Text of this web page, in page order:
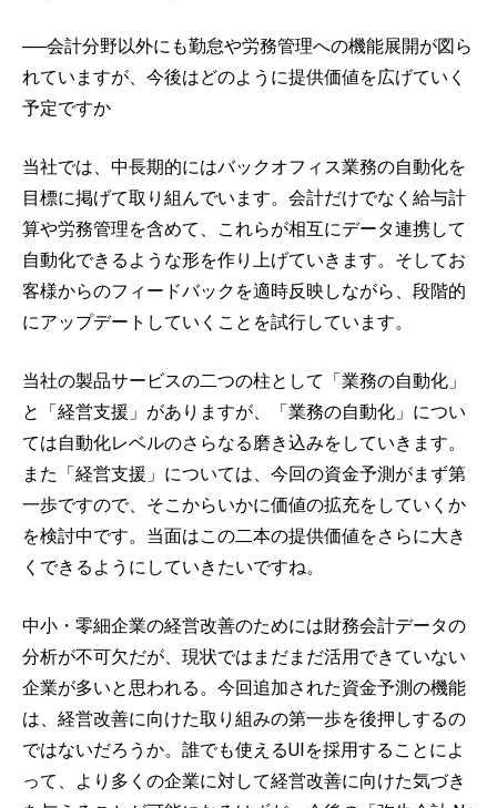
──会計分野以外にも勤怠や労務管理への機能展開が図ら
れていますが、今後はどのように提供価値を広げていく
予定ですか
当社では、中長期的にはバックオフィス業務の自動化を
目標に掲げて取り組んでいます。会計だけでなく給与計
算や労務管理を含めて、これらが相互にデータ連携して
自動化できるような形を作り上げていきます。そしてお
客様からのフィードバックを適時反映しながら、段階的
にアップデートしていくことを試行しています。
当社の製品サービスの二つの柱として「業務の自動化」
と「経営支援」がありますが、「業務の自動化」につい
ては自動化レベルのさらなる磨き込みをしていきます。
また「経営支援」については、今回の資金予測がまず第
一歩ですので、そこからいかに価値の拡充をしていくか
を検討中です。当面はこの二本の提供価値をさらに大き
くできるようにしていきたいですね。
中小・零細企業の経営改善のためには財務会計データの
分析が不可欠だが、現状ではまだまだ活用できていない
企業が多いと思われる。今回追加された資金予測の機能
は、経営改善に向けた取り組みの第一歩を後押しするの
ではないだろうか。誰でも使えるUIを採用することによ
って、より多くの企業に対して経営改善に向けた気づき